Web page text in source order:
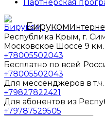
Партнерская
Бируком
Республика Крым, г.
Московское Шоссе 9 км.
+78005502043
Бесплатно по всей
+78005502043
Для мессенджеров в
+79827822421
Для абонентов из
+79787529505